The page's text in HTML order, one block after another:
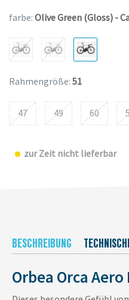
farbe: Olive Green (Gloss) -
Rahmengröße: 51
47 49 60
zur Zeit nicht lieferbar
BESCHREIBUNG
Orbea Orca Aero